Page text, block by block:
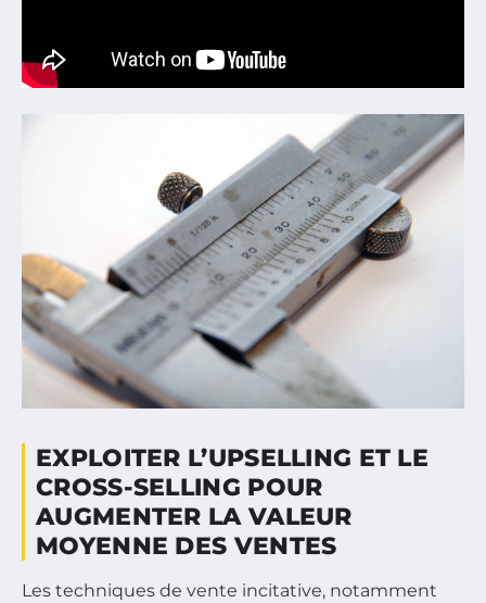
EXPLOITER L’UPSELLING ET LE
CROSS-SELLING POUR
AUGMENTER LA VALEUR
MOYENNE DES VENTES
Les techniques de vente incitative, notamment